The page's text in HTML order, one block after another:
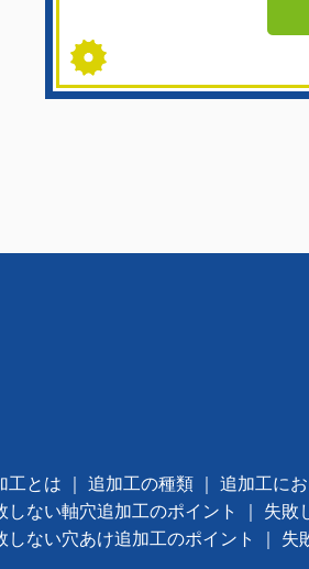
工とは 追加工の種類
追加工に
しない軸穴追加工のポイント
失敗
しない穴あけ追加工のポイント
失